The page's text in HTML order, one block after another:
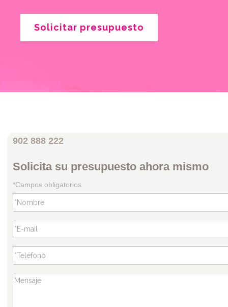
Solicitar presupuesto
902 888 222
Solicita su presupuesto ahora mismo
*Campos obligatorios